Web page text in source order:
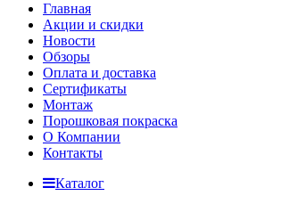
Главная
Акции и скидки
Новости
Обзоры
Оплата и доставка
Сертификаты
Монтаж
Порошковая покраска
О Компании
Контакты
Каталог